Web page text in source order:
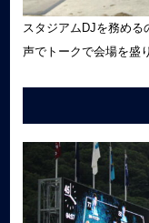
スタジアムDJを務める
声でトークで会場を盛